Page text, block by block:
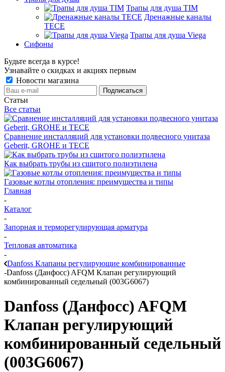
Трапы для душа TIM
Дренажные каналы
TECE
Трапы для душа Viega
Сифоны
Будьте всегда в курсе!
Узнавайте о скидках и акциях первым
Новости магазина
Статьи
Все статьи
Сравнение инсталляций для установки подвесного унитаза
Geberit, GROHE и TECE
Как выбрать трубы из сшитого полиэтилена
Газовые котлы отопления: преимущества и типы
Главная
-
Каталог
-
Запорная и терморегулирующая арматура
-
Тепловая автоматика
-
Danfoss Клапаны регулирующие комбинированные
-Danfoss (Данфосс) AFQM Клапан регулирующий
комбинированный седельный (003G6067)
Danfoss (Данфосс) AFQM
Клапан регулирующий
комбинированный седельный
(003G6067)